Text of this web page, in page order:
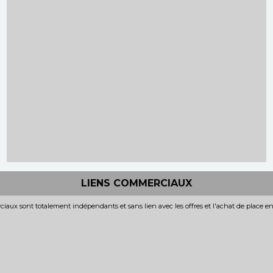
LIENS COMMERCIAUX
sont totalement indépendants et sans lien avec les offres et l'achat de place